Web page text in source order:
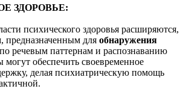
ЗДОРОВЬЕ:
психического здоровья расширяются,
предназначенным дляобнаружения
по речевым паттернам и распознаванию
обеспечить своевременное
делая психиатрическую помощь